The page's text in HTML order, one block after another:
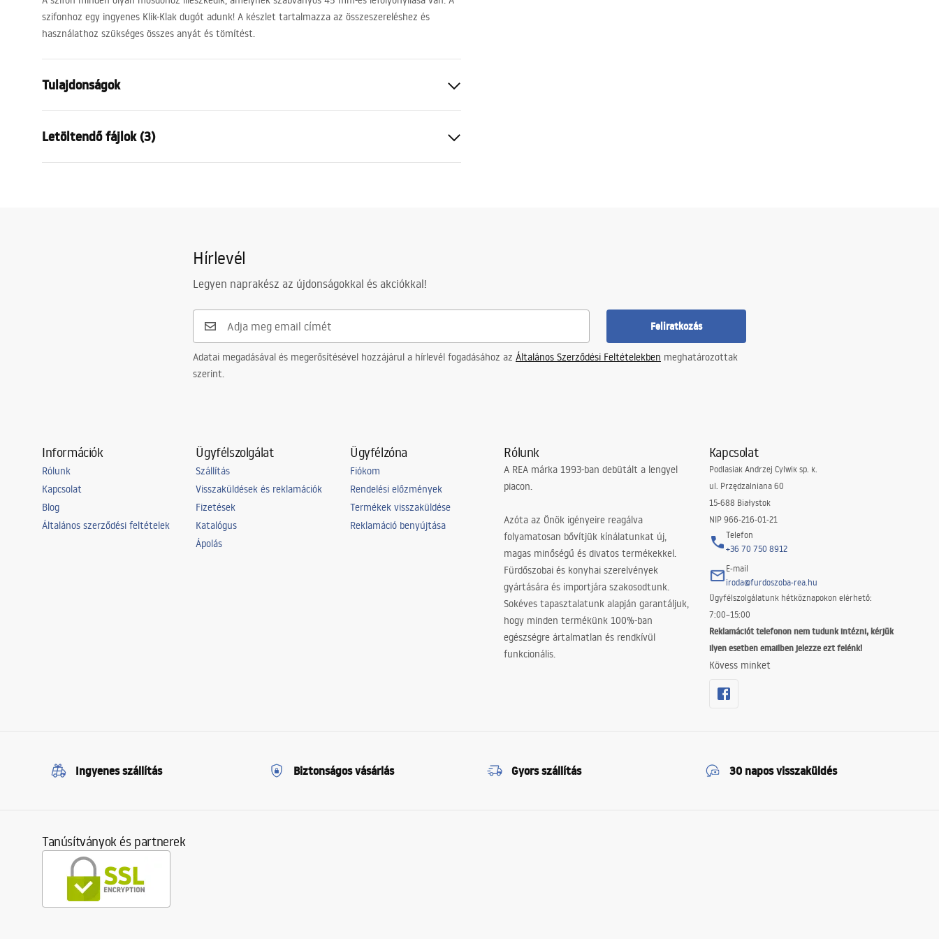
szifonhoz egy ingyenes Klik-Klak dugót adunk! A készlet tartalmazza az összeszereléshez és
használathoz szükséges összes anyát és tömítést.
Tulajdonságok
Anyag
Szín
Szálcsiszolt réz
Letöltendő fájlok (3)
Hírlevél
Legyen naprakész az újdonságokkal és akciókkal!
Feliratkozás
Adatai megadásával és megerősítésével hozzájárul a hírlevél fogadásához az Általános Szerződési Feltételekben meghatározottak
szerint.
Információk
Rólunk
Kapcsolat
Blog
Általános szerződési feltételek
Ügyfélszolgálat
Szállítás
Visszaküldések és reklamációk
Fizetések
Katalógus
Ápolás
Ügyfélzóna
Fiókom
Rendelési előzmények
Termékek visszaküldése
Reklamáció benyújtása
Rólunk
A REA márka 1993-ban debütált a lengyel
piacon.
Azóta az Önök igényeire reagálva
folyamatosan bővítjük kínálatunkat új,
magas minőségű és divatos termékekkel.
Fürdőszobai és konyhai szerelvények
gyártására és importjára szakosodtunk.
Sokéves tapasztalatunk alapján garantáljuk,
hogy minden termékünk 100%-ban
egészségre ártalmatlan és rendkívül
funkcionális.
Kapcsolat
Podlasiak Andrzej Cylwik sp. k.
ul. Przędzalniana 60
15-688 Białystok
NIP 966-216-01-21
Telefon
+36 70 750 8912
E-mail
iroda@furdoszoba-rea.hu
Ügyfélszolgálatunk hétköznapokon elérhető:
7:00–15:00
Reklamációt telefonon nem tudunk intézni, kérjük
ilyen esetben emailben jelezze ezt felénk!
Kövess minket
Ingyenes szállítás Biztonságos vásárlás Gyors szállítás 30 napos visszaküldés
Tanúsítványok és partnerek